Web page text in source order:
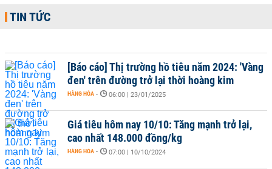
TIN TỨC
[Báo cáo] Thị trường hồ tiêu năm 2024: 'Vàng
đen' trên đường trở lại thời hoàng kim
HÀNG HÓA - 06:00 | 23/01/2025
Giá tiêu hôm nay 10/10: Tăng mạnh trở lại,
cao nhất 148.000 đồng/kg
HÀNG HÓA - 07:00 | 10/10/2024